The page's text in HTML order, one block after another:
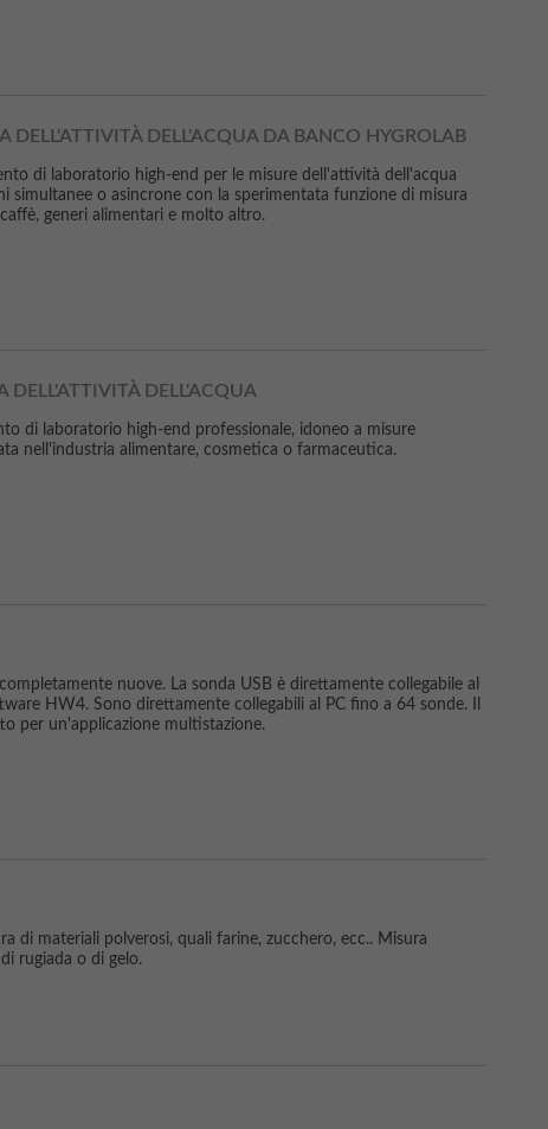
DELL'ATTIVITÀ DELL'ACQUA DA BANCO HYGROLAB
di laboratorio high-end per le misure dell'attività dell'acqua
simultanee o asincrone con la sperimentata funzione di misura
generi alimentari e molto altro.
DELL'ACQUA
di laboratorio high-end professionale, idoneo a misure
nell'industria alimentare, cosmetica o farmaceutica.
nuove. La sonda USB è direttamente collegabile al
HW4. Sono direttamente collegabili al PC fino a 64 sonde. Il
per un'applicazione multistazione.
di materiali polverosi, quali farine, zucchero, ecc.. Misura
rugiada o di gelo.